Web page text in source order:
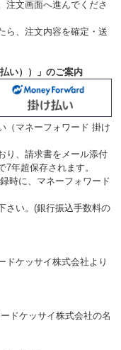
注文画面へ進んでくださ
ら、注文内容を確定・送
い））」のご案内
（マネーフォワード 掛け
り、請求書をメール添付
年超保存されます。
時に、マネーフォワード
さい。(銀行振込手数料の
ドケッサイ株式会社より
ドケッサイ株式会社の名